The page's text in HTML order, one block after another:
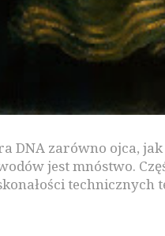
DNA zarówno ojca,
jest mnóstwo.